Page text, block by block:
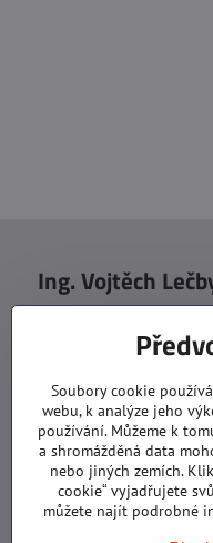
Ing. Vojtěch
DIČ: CZ5602130809
IČO: 29007356
DIČ: CZ29007356
Soubory cookie
webu, k analýze jeho
používání. Můžeme k
a shromážděná data
nebo jiných zemích.
cookie“ vyjadřujete
můžete najít podrobné